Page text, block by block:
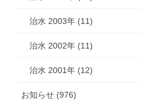
治水 2003年 (11)
治水 2002年 (11)
治水 2001年 (12)
お知らせ (976)